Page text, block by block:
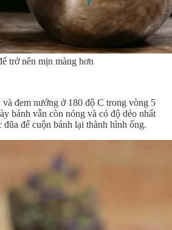
trở nên mịn màng hơn
và đem nướng ở 180 độ C trong vòng 5
bánh vẫn còn nóng và có độ dẻo nhất
để cuộn bánh lại thành hình ống.